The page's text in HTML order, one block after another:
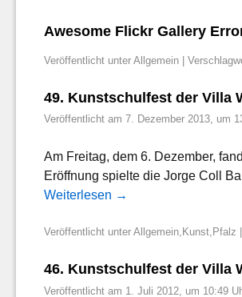
Awesome Flickr Gallery
Veröffentlicht unter Allgemein |
49. Kunstschulfest der Villa
Veröffentlicht am 7. Dezember 2013, um
Am Freitag, dem 6. Dezember,
Eröffnung spielte die Jorge Coll
Weiterlesen →
Veröffentlicht unter Allgemein, Kunst, Pfalz
46. Kunstschulfest der Villa
Veröffentlicht am 1. Juli 2012, um 10:49